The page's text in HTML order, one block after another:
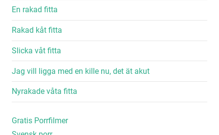
En rakad fitta
Rakad kåt fitta
Slicka våt fitta
Jag vill ligga med en kille nu, det ät akut
Nyrakade våta fitta
Gratis Porrfilmer